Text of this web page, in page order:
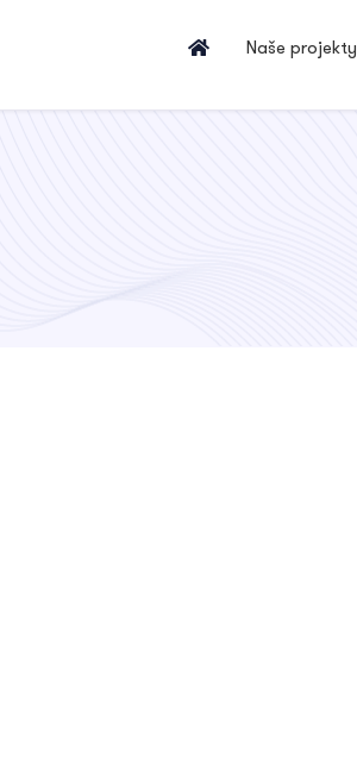
Naše projekty